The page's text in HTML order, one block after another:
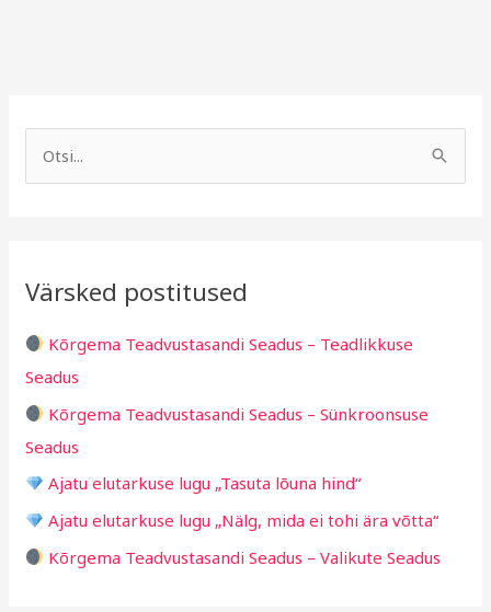
c
f
o
r
:
Värsked postitused
Kõrgema Teadvustasandi Seadus – Teadlikkuse
Seadus
Kõrgema Teadvustasandi Seadus – Sünkroonsuse
Seadus
Ajatu elutarkuse lugu „Tasuta lõuna hind“
Ajatu elutarkuse lugu „Nälg, mida ei tohi ära võtta“
Kõrgema Teadvustasandi Seadus – Valikute Seadus
g
i
d